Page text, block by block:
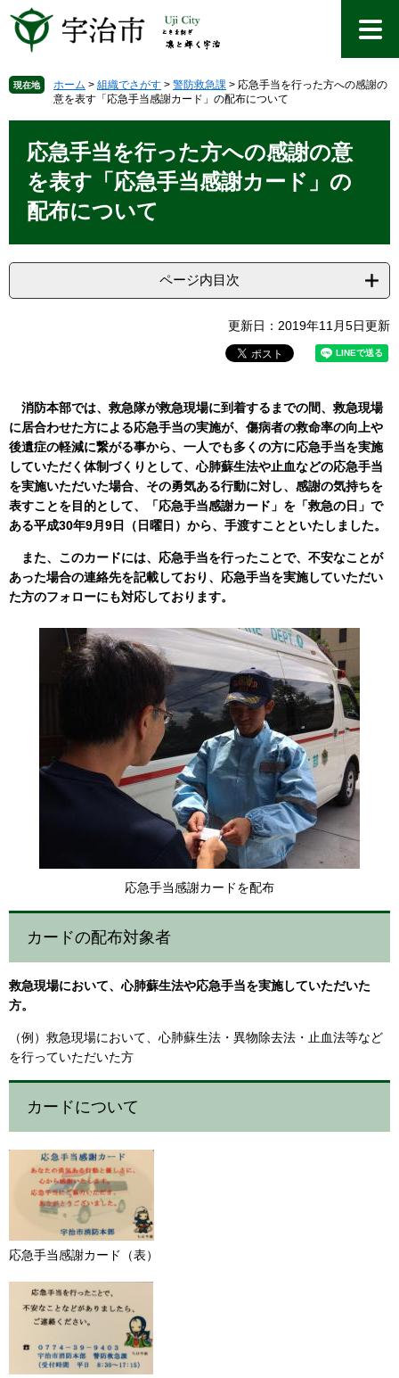
先
で
を
ば
現在地 ホーム > 組織でさがす > 警防救急課 > 応急手当を行った方への感謝の
意を表す「応急手当感謝カード」の配布について
応急手当を行った方への感謝の意
を表す「応急手当感謝カード」の
配布について
ページ内目次
更新日：2019年11月5日更新
消防本部では、救急隊が救急現場に到着するまでの間、救急現場
に居合わせた方による応急手当の実施が、傷病者の救命率の向上や
後遺症の軽減に繋がる事から、一人でも多くの方に応急手当を実施
していただく体制づくりとして、心肺蘇生法や止血などの応急手当
を実施いただいた場合、その勇気ある行動に対し、感謝の気持ちを
表すことを目的として、「応急手当感謝カード」を「救急の日」で
ある平成30年9月9日（日曜日）から、手渡すことといたしました。
また、このカードには、応急手当を行ったことで、不安なことが
あった場合の連絡先を記載しており、応急手当を実施していただい
た方のフォローにも対応しております。
応急手当感謝カードを配布
カードの配布対象者
救急現場において、心肺蘇生法や応急手当を実施していただいた
方。
（例）救急現場において、心肺蘇生法・異物除去法・止血法等など
を行っていただいた方
カードについて
応急手当感謝カード（表）